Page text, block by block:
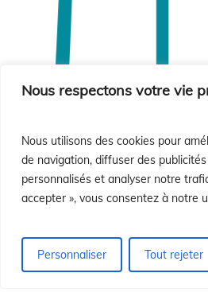
Nous respectons votre vie
Nous utilisons des cookies pour
de navigation, diffuser des
personnalisés et analyser notre
accepter », vous consentez à notre
Personnaliser Tout rejeter